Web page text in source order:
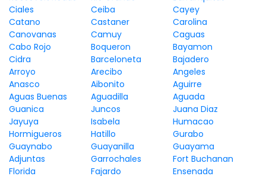
Ciales
Ceiba
Cayey
Catano
Castaner
Carolina
Canovanas
Camuy
Caguas
Cabo Rojo
Boqueron
Bayamon
Cidra
Barceloneta
Bajadero
Arroyo
Arecibo
Angeles
Anasco
Aibonito
Aguirre
Aguas Buenas
Aguadilla
Aguada
Guanica
Juncos
Juana Diaz
Jayuya
Isabela
Humacao
Hormigueros
Hatillo
Gurabo
Guaynabo
Guayanilla
Guayama
Adjuntas
Garrochales
Fort Buchanan
Florida
Fajardo
Ensenada